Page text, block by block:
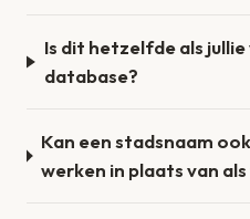
Is dit hetzelfde als
database?
Kan een stadsnaam
werken in plaats van